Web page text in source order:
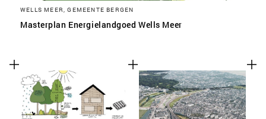
WELLS MEER, GEMEENTE BERGEN
Masterplan Energielandgoed Wells Meer